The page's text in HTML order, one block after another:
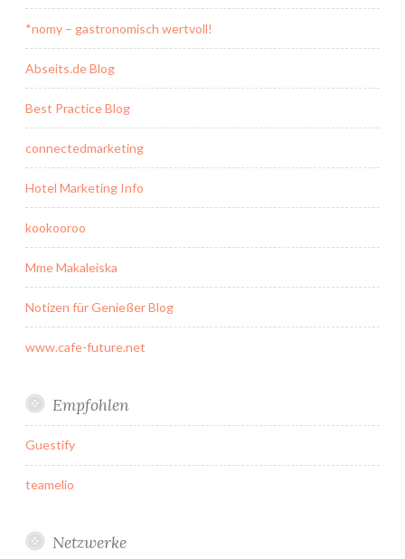
*nomy – gastronomisch wertvoll!
Abseits.de Blog
Best Practice Blog
connectedmarketing
Hotel Marketing Info
kookooroo
Mme Makaleiska
Notizen für Genießer Blog
www.cafe-future.net
Empfohlen
Guestify
teamelio
Netzwerke